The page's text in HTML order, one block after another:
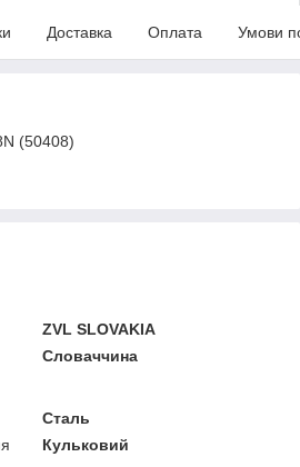
Доставка Оплата Умови
(50408)
ZVL SLOVAKIA
Словаччина
Сталь
Кульковий